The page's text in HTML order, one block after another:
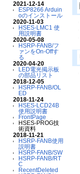
2021-12-14
ESP8266 Arduin
oのインストール
2020-11-03
HSES-LMC1 使
用説明書
2020-05-08
HSRP-FANB/フ
ァンをOn-Offす
る
2020-04-20
LED電光掲示板
の部品リスト
2018-12-05
HSRP-FANB/OL
ED
2018-11-24
HSES-LCD24B
使用説明書
FrontPage
HSES-PROG技
術資料
2018-11-21
HSRP-FANB使用
説明書
HSRP-FANB/SW
HSRP-FANB/RT
C
RecentDeleted